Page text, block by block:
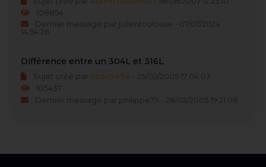
108854
Dernier message par julientoulouse - 07/07/2024
14:54:26
Différence entre un 304L et 316L
Sujet créé par asdetrefle - 25/02/2005 17:04:03
105437
Dernier message par philippe79 - 28/02/2005 19:21:08